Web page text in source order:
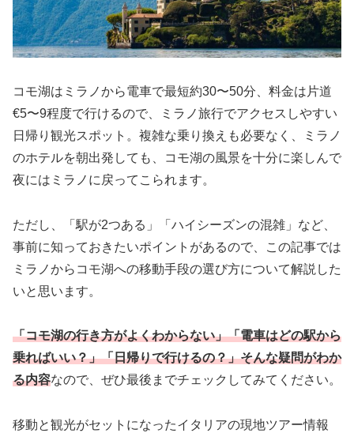
コモ湖はミラノから電車で最短約30〜50分、料金は片道
€5〜9程度で行けるので、ミラノ旅行でアクセスしやすい
日帰り観光スポット。複雑な乗り換えも必要なく、ミラノ
のホテルを朝出発しても、コモ湖の風景を十分に楽しんで
夜にはミラノに戻ってこられます。
ただし、「駅が2つある」「ハイシーズンの混雑」など、
事前に知っておきたいポイントがあるので、この記事では
ミラノからコモ湖への移動手段の選び方について解説した
いと思います。
「コモ湖の行き方がよくわからない」「電車はどの駅から
乗ればいい？」「日帰りで行けるの？」そんな疑問がわか
る内容なので、ぜひ最後までチェックしてみてください。
移動と観光がセットになったイタリアの現地ツアー情報